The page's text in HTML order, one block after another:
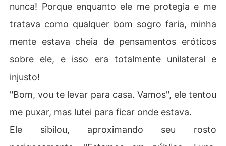
nunca! Porque enquanto ele me protegia e me
tratava como qualquer bom sogro faria, minha
mente estava cheia de pensamentos eróticos
sobre ele, e isso era totalmente unilateral e
injusto!
"Bom, vou te levar para casa. Vamos", ele tentou
me puxar, mas lutei para ficar onde estava.
Ele sibilou, aproximando seu rosto